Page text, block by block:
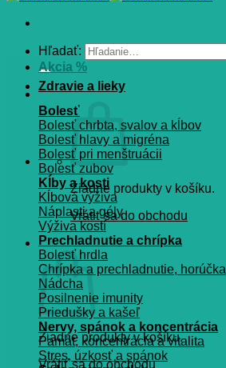
Hľadať:
Žiadne produkty v košíku.
Vrátiť sa do obchodu
Košík
Žiadne produkty v košíku.
Vrátiť sa do obchodu
Akcia %
Zdravie a lieky
Bolesť
Bolesť chrbta, svalov a kĺbov
Bolesť hlavy a migréna
Bolesť pri menštruácii
Bolesť zubov
Kĺby a kosti
Kĺbová výživa
Náplasti a gély
Výživa kostí
Prechladnutie a chrípka
Bolesť hrdla
Chrípka a prechladnutie, horúčka
Nádcha
Posilnenie imunity
Priedušky a kašeľ
Nervy, spánok a koncentrácia
Pamät, koncentrácia a vitalita
Stres, úzkosť a spánok